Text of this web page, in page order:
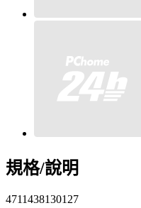
規格/說明
4711438130127